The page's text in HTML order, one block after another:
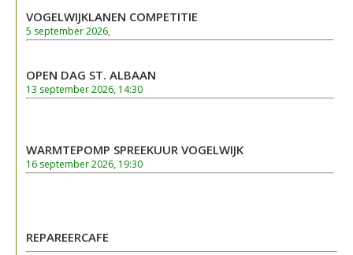
VOGELWIJKLANEN COMPETITIE
5 september 2026,
OPEN DAG ST. ALBAAN
13 september 2026, 14:30
WARMTEPOMP SPREEKUUR VOGELWIJK
16 september 2026, 19:30
REPAREERCAFE